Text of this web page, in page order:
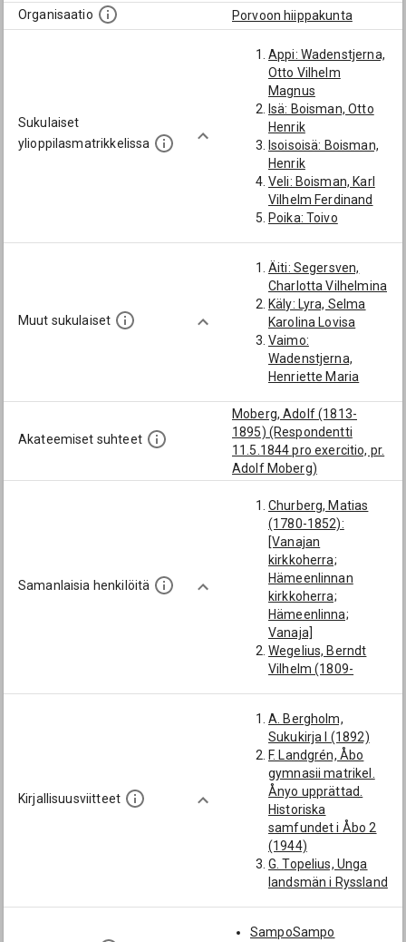
Organisaatio
Porvoon hiippakunta
Sukulaiset
ylioppilasmatrikkelissa
Appi: Wadenstjerna,
Otto Vilhelm
Magnus
Isä: Boisman, Otto
Henrik
Isoisoisä: Boisman,
Henrik
Veli: Boisman, Karl
Vilhelm Ferdinand
Poika: Toivo
Boisman, Torsten
Wilhelm
Veljenpoika:
Boisman, Henrik
Ferdinand
Veljenpoika:
Boisman, Karl
Arthur
Muut sukulaiset
Äiti: Segersven,
Charlotta Vilhelmina
Käly: Lyra, Selma
Karolina Lovisa
Vaimo:
Wadenstjerna,
Henriette Maria
Akateemiset suhteet
Moberg, Adolf (1813-
1895) (Respondentti
11.5.1844 pro exercitio, pr.
Adolf Moberg)
Samanlaisia henkilöitä
Churberg, Matias
(1780-1852):
[Vanajan
kirkkoherra;
Hämeenlinnan
kirkkoherra;
Hämeenlinna;
Vanaja]
Wegelius, Berndt
Vilhelm (1809-
Hämeenlinnan
kirkkoherra;
Hämeenlinna;
Vanaja]
Florin, Johan Gustaf
(1777-1820):
[Vanajan
kirkkoherra;
Hämeenlinnan
kirkkoherra;
Hämeenlinna;
Kirjallisuusviitteet
A. Bergholm,
Sukukirja I (1892)
F. Landgrén, Åbo
gymnasii matrikel.
Ånyo upprättad.
Historiska
samfundet i Åbo 2
(1944)
G. Topelius, Unga
landsmän i Ryssland
HYKA, Album 1817–
SampoSampo